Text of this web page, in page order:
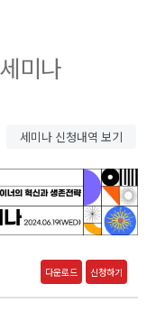
미나
세미나 신청내역 보기
신청하기
다운로드